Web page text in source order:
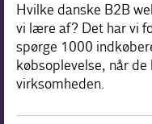
Hvilke danske B2B
vi lære af? Det har vi
spørge 1000
købsoplevelse, når
virksomheden.